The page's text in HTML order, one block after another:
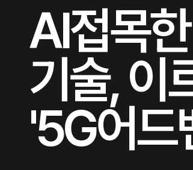
AI접목
기술, 이
'5G어드